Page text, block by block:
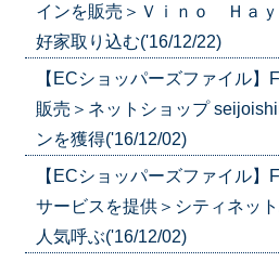
インを販売＞Ｖｉｎｏ Ｈａ
好家取り込む('16/12/22)
【ECショッパーズファイル
販売＞ネットショップ
ンを獲得('16/12/02)
【ECショッパーズファイル
サービスを提供＞シティネッ
人気呼ぶ('16/12/02)